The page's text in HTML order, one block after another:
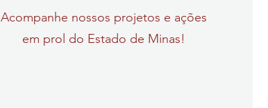
Acompanhe nossos projetos e ações
em prol do Estado de Minas!